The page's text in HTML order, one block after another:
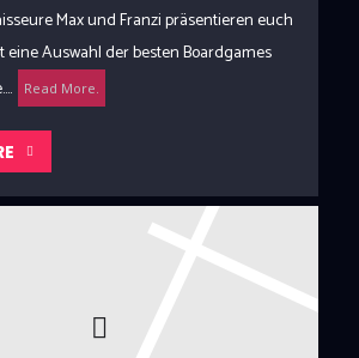
Max und Franzi präsentieren euch
eine Auswahl der besten Boardgames
Read More.